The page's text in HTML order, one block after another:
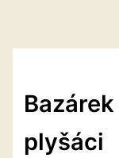
plyšáci